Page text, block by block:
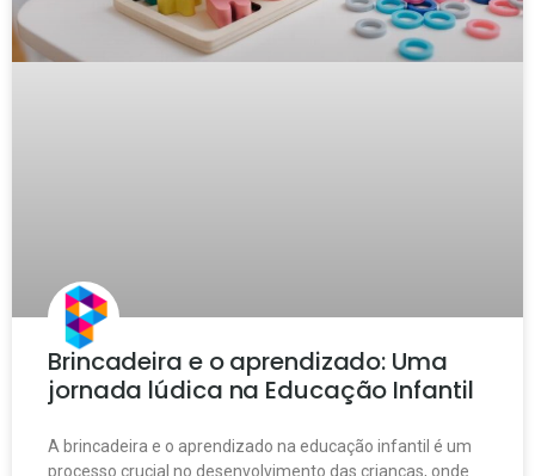
Brincadeira e o aprendizado: Uma
jornada lúdica na Educação Infantil
A brincadeira e o aprendizado na educação infantil é um
processo crucial no desenvolvimento das crianças, onde